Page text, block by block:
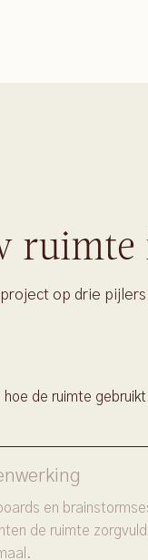
op drie
de ruimte
en
de ruimte